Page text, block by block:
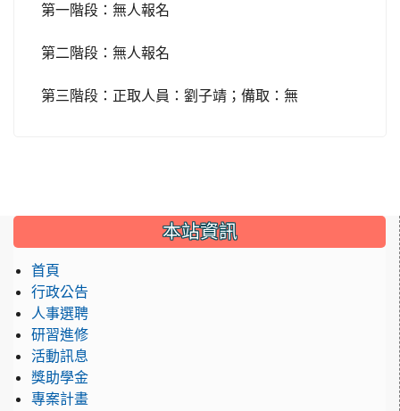
第一階段：無人報名
第二階段：無人報名
第三階段：正取人員：劉子靖；備取：無
本站資訊
首頁
行政公告
人事選聘
研習進修
活動訊息
獎助學金
專案計畫